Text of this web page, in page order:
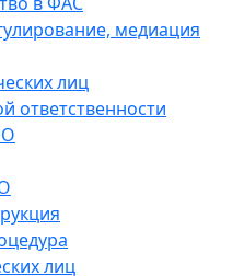
медиация
лиц
ответственности
лиц